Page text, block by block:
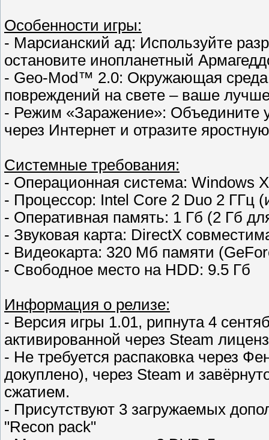
Особенности игры:
- Марсианский ад: Используйте
остановите инопланетный
- Geo-Mod™ 2.0: Окружающая
повреждений на свете – ваше
- Режим «Заражение»: Объедините
через Интернет и отразите
Системные требования:
- Операционная система: Windows
- Процессор: Intel Core 2 Duo 2 ГГц
- Оперативная память: 1 Гб (2 Гб
- Звуковая карта: DirectX
- Видеокарта: 320 Мб памяти
- Свободное место на HDD: 9.5 Гб
Информация о релизе:
- Версия игры 1.01, рипнута 4
активированной через Steam
- Не требуется распаковка через
докуплено), через Steam и
сжатием.
- Присутствуют 3 загружаемых
"Recon pack"